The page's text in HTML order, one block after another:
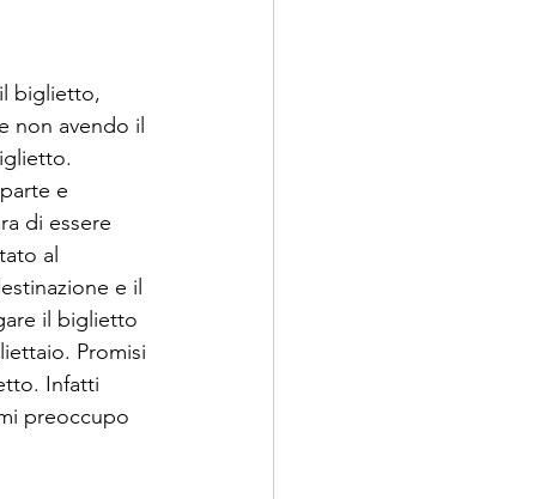
biglietto,
non avendo il
e
di essere
al
e il
il biglietto
Promisi
Infatti
preoccupo